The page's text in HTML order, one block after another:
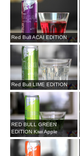
Red Bull ACAI EDITION
Red Bull LIME EDITION
RED BULL GREEN
EDITION Kiwi Apple